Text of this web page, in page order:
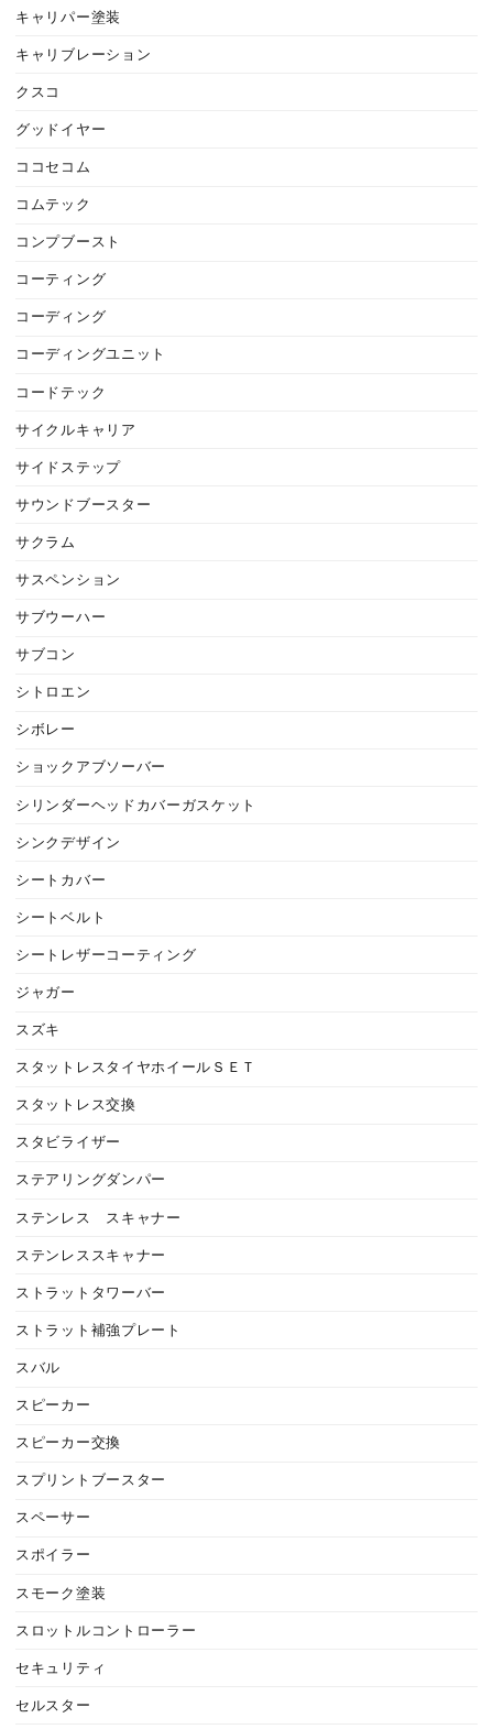
キャリパー塗装
キャリブレーション
クスコ
グッドイヤー
ココセコム
コムテック
コンプブースト
コーティング
コーディング
コーディングユニット
コードテック
サイクルキャリア
サイドステップ
サウンドブースター
サクラム
サスペンション
サブウーハー
サブコン
シトロエン
シボレー
ショックアブソーバー
シリンダーヘッドカバーガスケット
シンクデザイン
シートカバー
シートベルト
シートレザーコーティング
ジャガー
スズキ
スタットレスタイヤホイールＳＥＴ
スタットレス交換
スタビライザー
ステアリングダンパー
ステンレス スキャナー
ステンレススキャナー
ストラットタワーバー
ストラット補強プレート
スバル
スピーカー
スピーカー交換
スプリントブースター
スペーサー
スポイラー
スモーク塗装
スロットルコントローラー
セキュリティ
セルスター